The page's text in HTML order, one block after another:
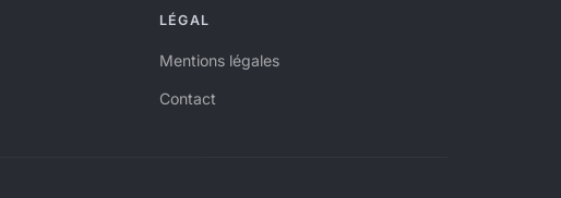
LÉGAL
Mentions légales
Contact